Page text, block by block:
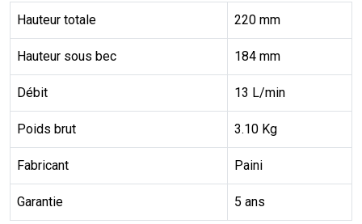
Hauteur totale 220 mm
Hauteur sous bec 184 mm
Débit 13 L/min
Poids brut 3.10 Kg
Fabricant Paini
Garantie 5 ans